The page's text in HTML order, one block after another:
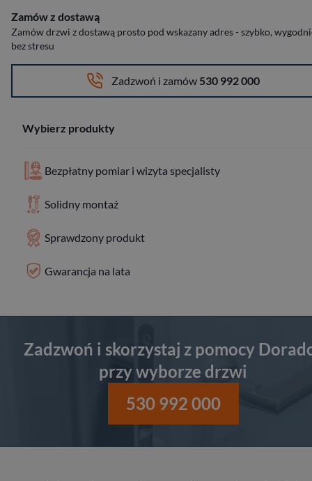
Zamów z dostawą
Zamów drzwi z dostawą prosto pod wskazany adres - szybko,
bez stresu
Zadzwoń i zamów 530 992 000
Wybierz produkty
Bezpłatny pomiar i wizyta specjalisty
Solidny montaż
Sprawdzony produkt
Gwarancja na lata
Zadzwoń i skorzystaj z pomocy
przy wyborze drzwi
530 992 000